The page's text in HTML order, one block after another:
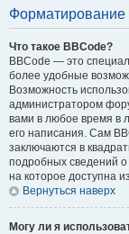
Что такое BBCode?
BBCode — это
более удобные
Возможность
администратором
вами в любое время
его написания. Сам
заключаются в
подробных сведений о
на которое доступна
Вернуться наверх
Могу ли я